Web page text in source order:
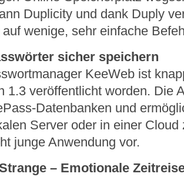
Duplicity und dank Duply
wenige, sehr einfache
sicher speichern
KeeWeb ist
1.3 veröffentlicht worden. Die
Datenbanken und
Server oder in einer
junge Anwendung vor.
– Emotionale